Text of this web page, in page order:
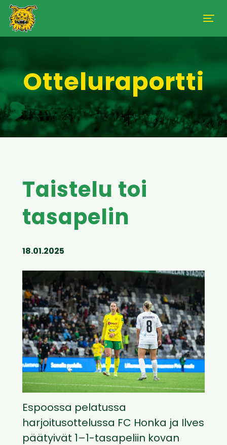
Otteluraportti
Taistelu toi
tasapelin
18.01.2025
Espoossa pelatussa
harjoitusottelussa FC Honka ja Ilves
päätyivät 1–1-tasapeliin kovan